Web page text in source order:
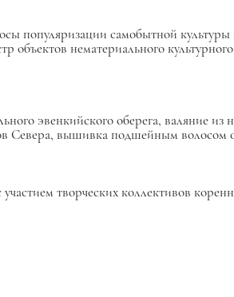
популяризации самобытной
нематериального
эвенкийского оберега, валяние из
Севера, вышивка подшейным волосом
творческих коллективов